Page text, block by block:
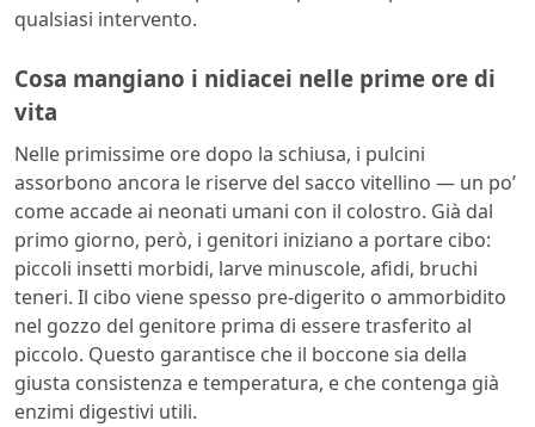
qualsiasi intervento.
Cosa mangiano i nidiacei nelle prime ore di
vita
Nelle primissime ore dopo la schiusa, i pulcini
assorbono ancora le riserve del sacco vitellino — un po’
come accade ai neonati umani con il colostro. Già dal
primo giorno, però, i genitori iniziano a portare cibo:
piccoli insetti morbidi, larve minuscole, afidi, bruchi
teneri. Il cibo viene spesso pre-digerito o ammorbidito
nel gozzo del genitore prima di essere trasferito al
piccolo. Questo garantisce che il boccone sia della
giusta consistenza e temperatura, e che contenga già
enzimi digestivi utili.